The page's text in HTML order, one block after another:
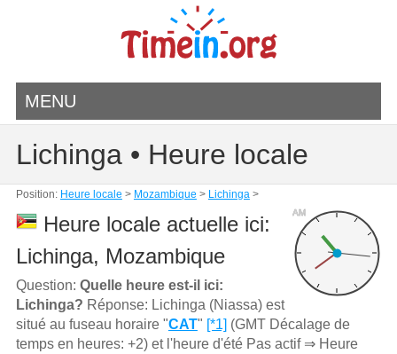
MENU
Lichinga • Heure locale
Position: Heure locale > Mozambique > Lichinga>
AM
Heure locale actuelle ici:
Lichinga, Mozambique
Question: Quelle heure est-il ici:
Lichinga? Réponse: Lichinga (Niassa) est
situé au fuseau horaire "CAT" [*1] (GMT Décalage de
temps en heures: +2) et l'heure d'été Pas actif ⇒ Heure